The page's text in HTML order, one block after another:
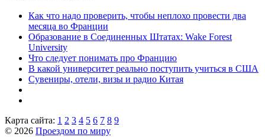
Как что надо проверить, чтобы неплохо провести два
месяца во Франции
Образование в Соединенных Штатах: Wake Forest
University
Что следует понимать про Францию
В какой университет реально поступить учиться в США
Сувениры, отели, визы и радио Китая
Карта сайта: 1 2 3 4 5 6 7 8 9
© 2026 Проездом по миру